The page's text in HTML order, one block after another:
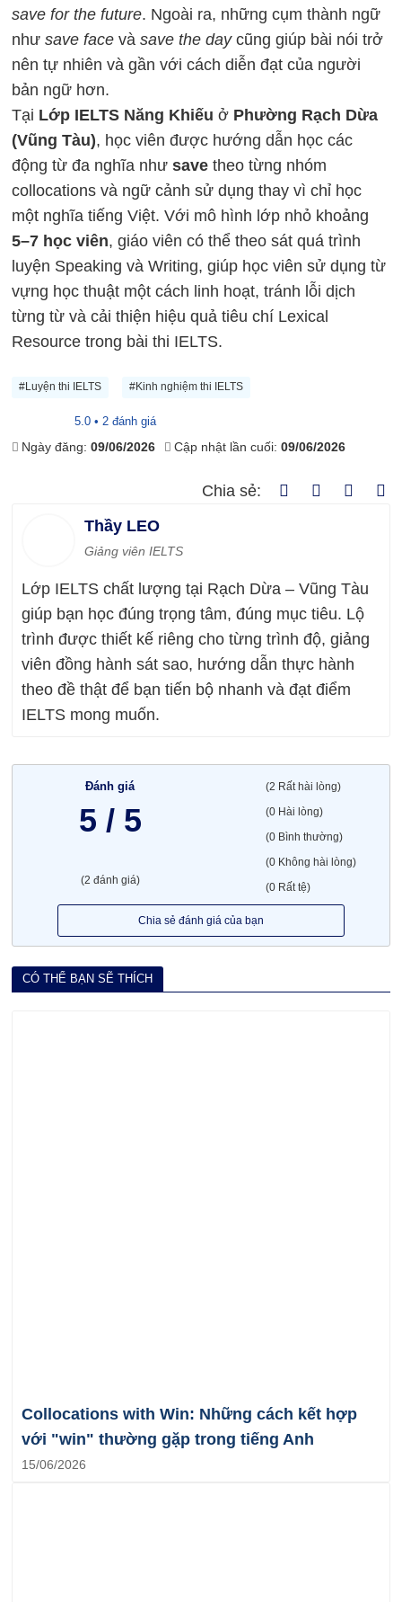
save for the future. Ngoài ra, những cụm thành ngữ
nhưsave face vàsave the daycũng giúp bài nói trở
nên tự nhiên và gần với cách diễn đạt của người
bản ngữ hơn.
Tại Lớp IELTS Năng Khiếu ở Phường Rạch Dừa
(Vũng Tàu), học viên được hướng dẫn học các
động từ đa nghĩa nhưsave theo từng nhóm
collocations và ngữ cảnh sử dụng thay vì chỉ học
một nghĩa tiếng Việt. Với mô hình lớp nhỏ khoảng
5–7 học viên, giáo viên có thể theo sát quá trình
luyện Speaking và Writing, giúp học viên sử dụng từ
vựng học thuật một cách linh hoạt, tránh lỗi dịch
từng từ và cải thiện hiệu quả tiêu chí Lexical
Resource trong bài thi IELTS.
#Luyện thi IELTS #Kinh nghiệm thi IELTS
5.0 • 2 đánh giá
Ngày đăng:09/06/2026 Cập nhật lần cuối:09/06/2026
Chia sẻ:
Thầy LEO
Giảng viên IELTS
Lớp IELTS chất lượng tại Rạch Dừa – Vũng Tàu
giúp bạn học đúng trọng tâm, đúng mục tiêu. Lộ
trình được thiết kế riêng cho từng trình độ, giảng
viên đồng hành sát sao, hướng dẫn thực hành
theo đề thật để bạn tiến bộ nhanh và đạt điểm
IELTS mong muốn.
Đánh giá
5 / 5
(2 đánh giá)
(2 Rất hài lòng)
(0 Hài lòng)
(0 Bình thường)
(0 Không hài lòng)
(0 Rất tệ)
Chia sẻ đánh giá của bạn
CÓ THỂ BẠN SẼ THÍCH
Collocations with Win: Những cách kết hợp
với "win" thường gặp trong tiếng Anh
15/06/2026